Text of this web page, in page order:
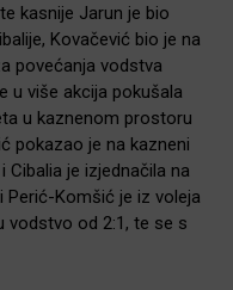
kasnije Jarun je bio
Kovačević bio je na
povećanja vodstva
u više akcija pokušala
u kaznenom prostoru
pokazao je na kazneni
Cibalia je izjednačila na
Perić-Komšić je iz voleja
vodstvo od 2:1, te se s